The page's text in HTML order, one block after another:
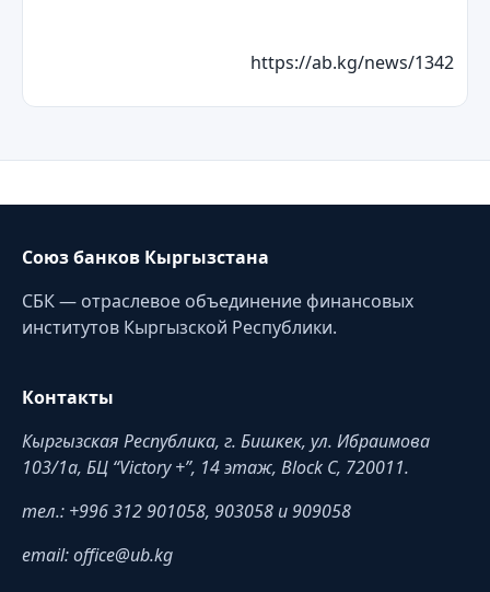
https://ab.kg/news/1342
Союз банков Кыргызстана
СБК — отраслевое объединение финансовых
институтов Кыргызской Республики.
Контакты
Кыргызская Республика, г. Бишкек, ул. Ибраимова
103/1a, БЦ “Victory +”, 14 этаж, Block C, 720011.
тел.: +996 312 901058, 903058 и 909058
email: office@ub.kg